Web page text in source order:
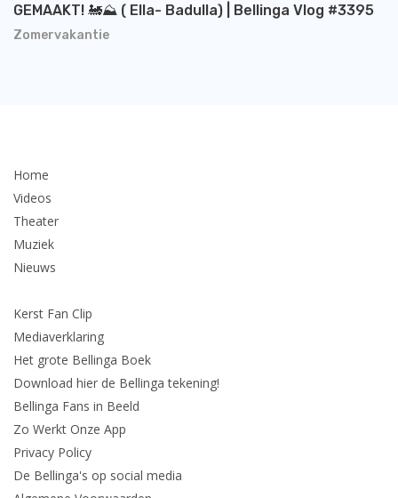
Zomervakantie
GEMAAKT! 🚂⛰️ ( Ella- Badulla) | Bellinga Vlog #3395
Home
Videos
Theater
Muziek
Nieuws
Kerst Fan Clip
Mediaverklaring
Het grote Bellinga Boek
Download hier de Bellinga tekening!
Bellinga Fans in Beeld
Zo Werkt Onze App
Privacy Policy
De Bellinga's op social media